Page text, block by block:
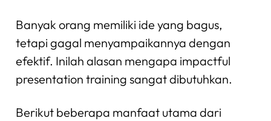
Banyak orang memiliki ide yang bagus,
tetapi gagal menyampaikannya dengan
efektif. Inilah alasan mengapa impactful
presentation training sangat dibutuhkan.
Berikut beberapa manfaat utama dari